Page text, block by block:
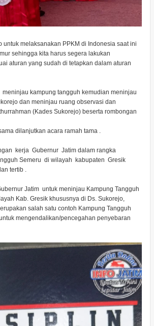
untuk melaksanakan PPKM di Indonesia saat ini
sehingga kita harus segera lakukan
aturan yang sudah di tetapkan dalam aturan
kampung tangguh kemudian meninjau
dan meninjau ruang observasi dan
(Kades Sukorejo) beserta rombongan
dilanjutkan acara ramah tama .
kerja Gubernur Jatim dalam rangka
Semeru di wilayah kabupaten Gresik
tertib .
Jatim untuk meninjau Kampung Tangguh
Kab. Gresik khususnya di Ds. Sukorejo,
salah satu contoh Kampung Tangguh
mengendalikan/pencegahan penyebaran